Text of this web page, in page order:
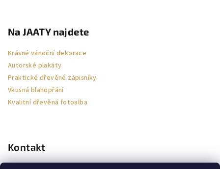
Na JAATY najdete
Krásné vánoční dekorace
Autorské plakáty
Praktické dřevěné zápisníky
Vkusná blahopřání
Kvalitní dřevěná fotoalba
Kontakt